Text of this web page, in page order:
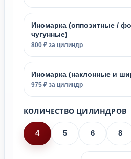
Иномарка (оппозитные /
чугунные)
800 ₽ за цилиндр
Иномарка (наклонные и
975 ₽ за цилиндр
КОЛИЧЕСТВО ЦИЛИНДРОВ
4 5 6 8